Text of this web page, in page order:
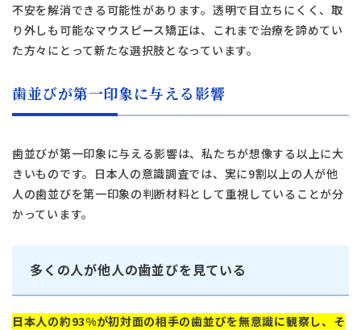
不安を解消できる可能性があります。透明で目立ちにくく、取
り外しも可能なマウスピース矯正は、これまで治療を諦めてい
た方々にとって新たな選択肢となっています。
歯並びが第一印象に与える影響
歯並びが第一印象に与える影響は、私たちが想像する以上に大
きいものです。日本人の意識調査では、実に9割以上の人が他
人の歯並びを第一印象の判断材料として重視していることが分
かっています。
多くの人が他人の歯並びを見ている
日本人の約93%が初対面の相手の歯並びを無意識に観察し、そ